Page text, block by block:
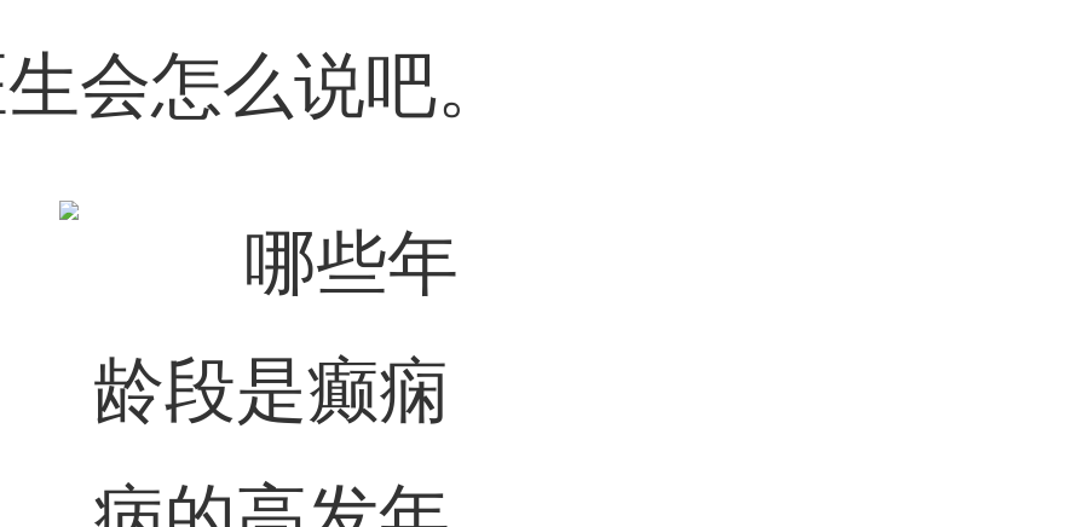
会怎么说吧。